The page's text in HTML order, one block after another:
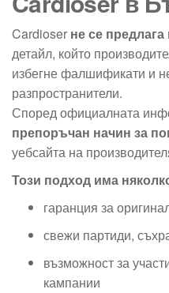
Cardioser не се предлага
детайл, който
избегне фалшификати и
разпространители.
Според официалната
препоръчан начин за
уебсайта на
Този подход има
гаранция за
свежи партиди,
възможност за
кампании